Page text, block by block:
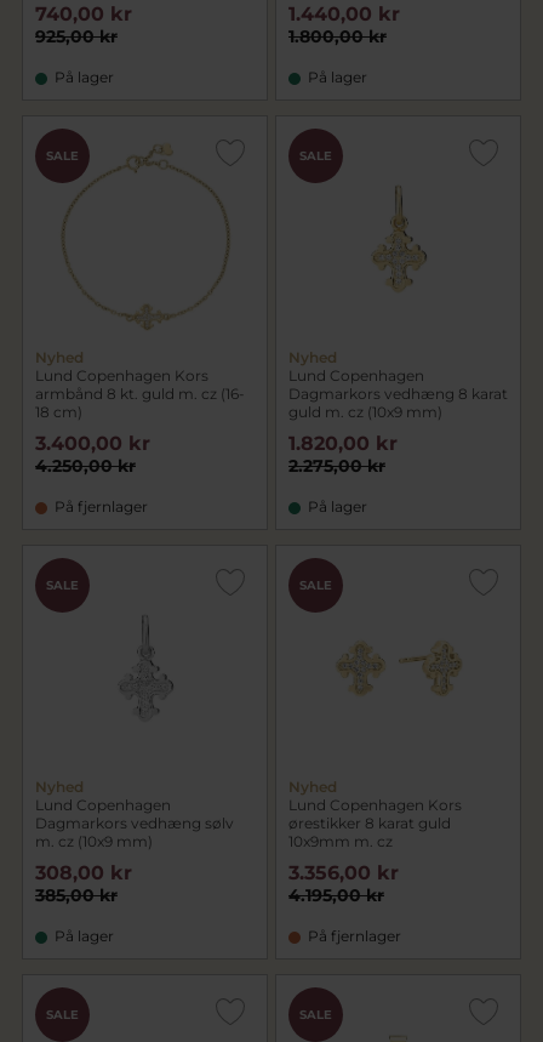
925,00 kr
740,00 kr
På lager
1.800,00 kr
1.440,00 kr
På lager
SALE
Nyhed
Lund Copenhagen Kors
armbånd 8 kt. guld m. cz (16-
18 cm)
4.250,00 kr
3.400,00 kr
På fjernlager
SALE
Nyhed
Lund Copenhagen
Dagmarkors vedhæng 8 karat
guld m. cz (10x9 mm)
2.275,00 kr
1.820,00 kr
På lager
SALE
Nyhed
Lund Copenhagen
Dagmarkors vedhæng sølv
m. cz (10x9 mm)
385,00 kr
308,00 kr
På lager
SALE
Nyhed
Lund Copenhagen Kors
ørestikker 8 karat guld
10x9mm m. cz
4.195,00 kr
3.356,00 kr
På fjernlager
SALE SALE